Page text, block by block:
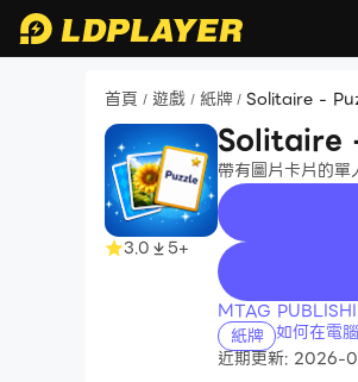
首頁 / 遊戲 / 紙牌 / Solitaire -
3.0 5+
Solitaire
帶有圖片卡片的
recommend
MTAG
紙牌 如何在電
近期更新: 2026-